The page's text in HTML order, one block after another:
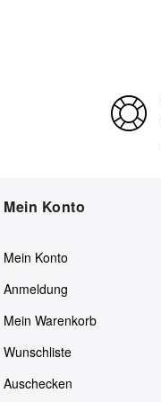
Mein Konto
Mein Konto
Anmeldung
Mein Warenkorb
Wunschliste
Auschecken